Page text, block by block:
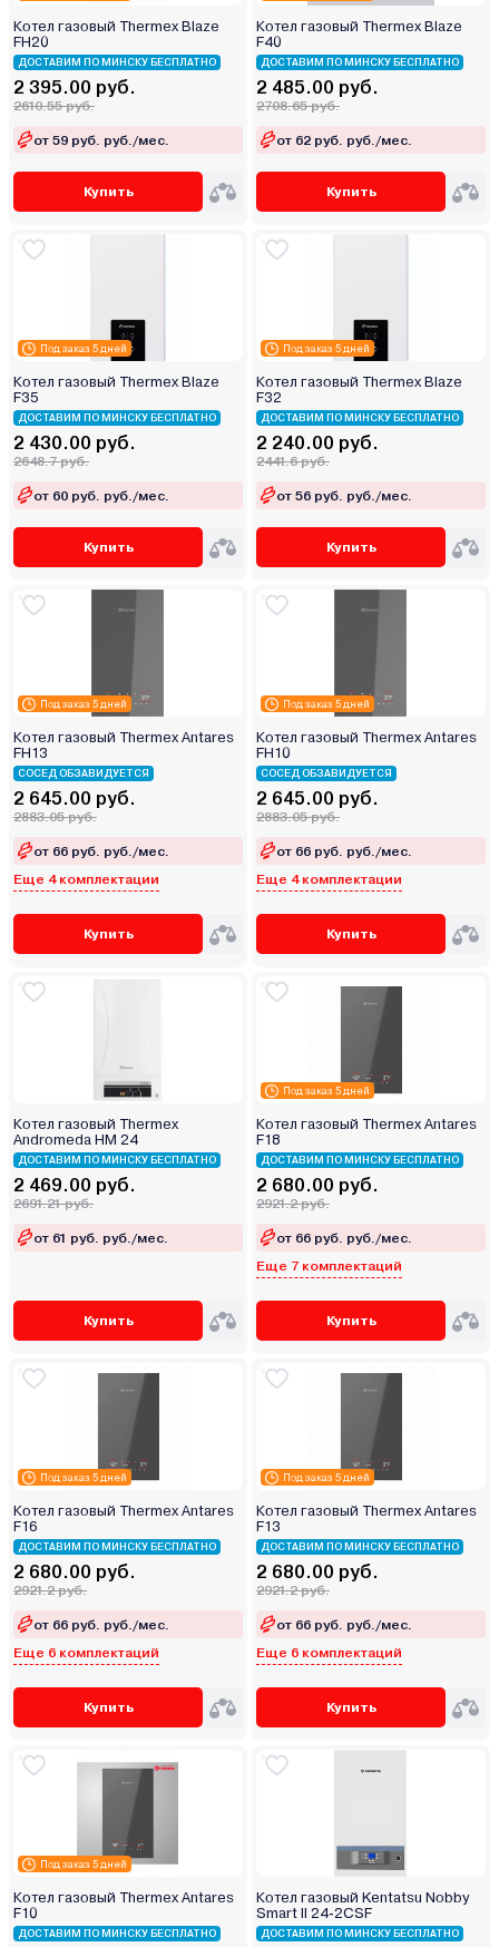
Котел газовый Thermex Blaze
FН20
ДОСТАВИМ ПО МИНСКУ БЕСПЛАТНО
2 395.00 руб.
2610.55 руб.
от 59 руб. руб./мес.
Купить
Котел газовый Thermex Blaze
F40
ДОСТАВИМ ПО МИНСКУ БЕСПЛАТНО
2 485.00 руб.
2708.65 руб.
от 62 руб. руб./мес.
Купить
Под заказ 5 дней
Котел газовый Thermex Blaze
F35
ДОСТАВИМ ПО МИНСКУ БЕСПЛАТНО
2 430.00 руб.
2648.7 руб.
от 60 руб. руб./мес.
Купить
Под заказ 5 дней
Котел газовый Thermex Blaze
F32
ДОСТАВИМ ПО МИНСКУ БЕСПЛАТНО
2 240.00 руб.
2441.6 руб.
от 56 руб. руб./мес.
Купить
Под заказ 5 дней
Котел газовый Thermex Antares
FH13
СОСЕД ОБЗАВИДУЕТСЯ
2 645.00 руб.
2883.05 руб.
от 66 руб. руб./мес.
Еще 4 комплектации
Купить
Под заказ 5 дней
Котел газовый Thermex Antares
FH10
СОСЕД ОБЗАВИДУЕТСЯ
2 645.00 руб.
2883.05 руб.
от 66 руб. руб./мес.
Еще 4 комплектации
Купить
Котел газовый Thermex
Andromeda HM 24
ДОСТАВИМ ПО МИНСКУ БЕСПЛАТНО
2 469.00 руб.
2691.21 руб.
от 61 руб. руб./мес.
Купить
Под заказ 5 дней
Котел газовый Thermex Antares
F18
ДОСТАВИМ ПО МИНСКУ БЕСПЛАТНО
2 680.00 руб.
2921.2 руб.
от 66 руб. руб./мес.
Еще 7 комплектаций
Купить
Под заказ 5 дней
Котел газовый Thermex Antares
F16
ДОСТАВИМ ПО МИНСКУ БЕСПЛАТНО
2 680.00 руб.
2921.2 руб.
от 66 руб. руб./мес.
Еще 6 комплектаций
Купить
Под заказ 5 дней
Котел газовый Thermex Antares
F13
ДОСТАВИМ ПО МИНСКУ БЕСПЛАТНО
2 680.00 руб.
2921.2 руб.
от 66 руб. руб./мес.
Еще 6 комплектаций
Купить
Под заказ 5 дней
Котел газовый Thermex Antares
F10
ДОСТАВИМ ПО МИНСКУ БЕСПЛАТНО
Котел газовый Kentatsu Nobby
Smart II 24-2CSF
ДОСТАВИМ ПО МИНСКУ БЕСПЛАТНО